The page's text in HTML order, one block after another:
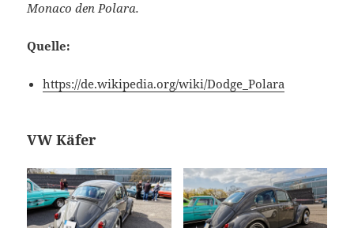
Monaco den Polara.
Quelle:
https://de.wikipedia.org/wiki/Dodge_Polara
VW Käfer